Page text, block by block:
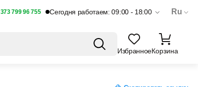
373 799 96 755 Сегодня работаем: 09:00 - 18:00 Ru
ИзбранноеКорзина